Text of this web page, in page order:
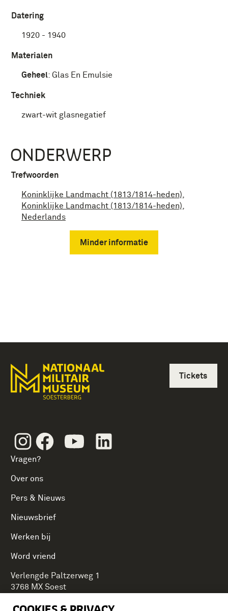
Datering
1920 - 1940
Materialen
Geheel: Glas En Emulsie
Techniek
zwart-wit glasnegatief
ONDERWERP
Trefwoorden
Koninklijke Landmacht (1813/1814-heden)
Koninklijke Landmacht (1813/1814-heden)
Nederlands
Minder informatie
InstagramFacebookYoutube
Vragen?
Over ons
Pers & Nieuws
Nieuwsbrief
Werken bij
Word vriend
Tickets
Verlengde Paltzerweg 1
3768 MX Soest